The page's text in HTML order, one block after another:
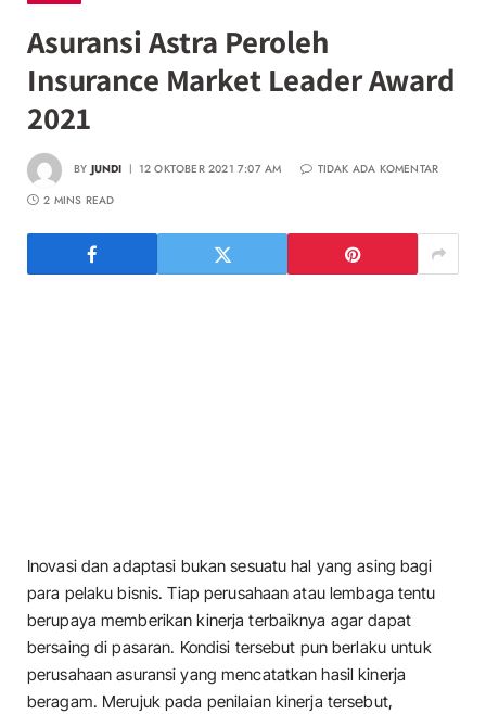
Asuransi Astra Peroleh
Insurance Market Leader Award
2021
BY JUNDI 12 OKTOBER 2021 7:07 AM
TIDAK ADA KOMENTAR
2 MINS READ
Inovasi dan adaptasi bukan sesuatu hal yang asing bagi
para pelaku bisnis. Tiap perusahaan atau lembaga tentu
berupaya memberikan kinerja terbaiknya agar dapat
bersaing di pasaran. Kondisi tersebut pun berlaku untuk
perusahaan asuransi yang mencatatkan hasil kinerja
beragam. Merujuk pada penilaian kinerja tersebut,